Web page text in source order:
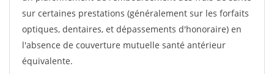
sur certaines prestations (généralement sur les forfaits
optiques, dentaires, et dépassements d'honoraire) en
l'absence de couverture mutuelle santé antérieur
équivalente.